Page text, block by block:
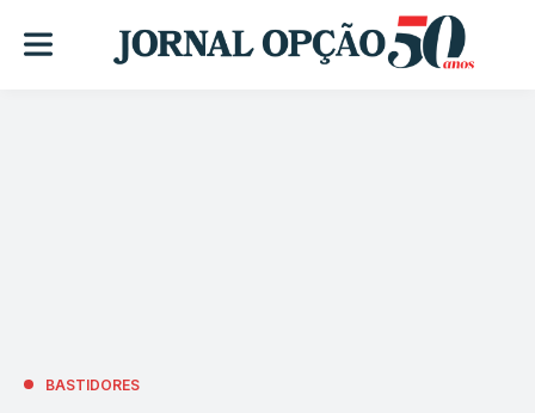
BASTIDORES